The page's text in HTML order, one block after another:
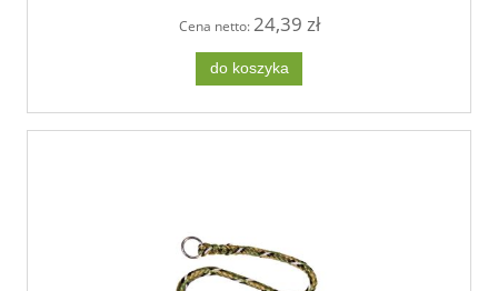
Cena netto: 24,39 zł
do koszyka